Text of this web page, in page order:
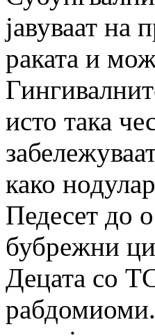
јавуваат на
раката и
исто така
како
Педесет до
бубрежни
Децата со